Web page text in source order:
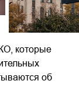
которые
об